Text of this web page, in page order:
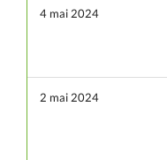
4 mai 2024
2 mai 2024